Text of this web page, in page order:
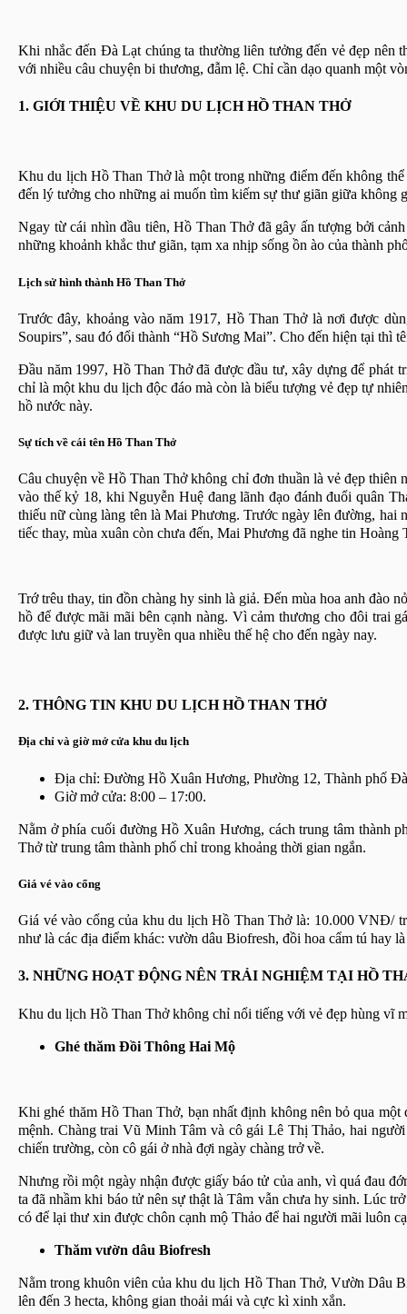
Khi nhắc đến Đà Lạt chúng ta thường liên tưởng đến vẻ đẹp nên
với nhiều câu chuyện bi thương, đẫm lệ. Chỉ cần dạo quanh một
1. GIỚI THIỆU VỀ KHU DU LỊCH HỒ THAN THỞ
Khu du lịch Hồ Than Thở là một trong những điểm đến không
đến lý tưởng cho những ai muốn tìm kiếm sự thư giãn giữa không
Ngay từ cái nhìn đầu tiên, Hồ Than Thở đã gây ấn tượng bởi
những khoảnh khắc thư giãn, tạm xa nhịp sống ồn ào của thành
Lịch sử hình thành Hồ Than Thở
Trước đây, khoảng vào năm 1917, Hồ Than Thở là nơi được
Soupirs”, sau đó đổi thành “Hồ Sương Mai”. Cho đến hiện tại thì
Đầu năm 1997, Hồ Than Thở đã được đầu tư, xây dựng để phát
chỉ là một khu du lịch độc đáo mà còn là biểu tượng vẻ đẹp tự
hồ nước này.
Sự tích về cái tên Hồ Than Thở
Câu chuyện về Hồ Than Thở không chỉ đơn thuần là vẻ đẹp
vào thế kỷ 18, khi Nguyễn Huệ đang lãnh đạo đánh đuổi quân
thiếu nữ cùng làng tên là Mai Phương. Trước ngày lên đường, hai
tiếc thay, mùa xuân còn chưa đến, Mai Phương đã nghe tin
Trớ trêu thay, tin đồn chàng hy sinh là giả. Đến mùa hoa anh đào
hồ để được mãi mãi bên cạnh nàng. Vì cảm thương cho đôi trai
được lưu giữ và lan truyền qua nhiều thế hệ cho đến ngày nay.
2. THÔNG TIN KHU DU LỊCH HỒ THAN THỞ
Địa chỉ và giờ mở cửa khu du lịch
Địa chỉ: Đường Hồ Xuân Hương, Phường 12, Thành phố
Giờ mở cửa: 8:00 – 17:00.
Nằm ở phía cuối đường Hồ Xuân Hương, cách trung tâm thành
Thở từ trung tâm thành phố chỉ trong khoảng thời gian ngắn.
Giá vé vào cổng
Giá vé vào cổng của khu du lịch Hồ Than Thở là: 10.000 VNĐ/
như là các địa điểm khác: vườn dâu Biofresh, đồi hoa cẩm tú hay
3. NHỮNG HOẠT ĐỘNG NÊN TRẢI NGHIỆM TẠI HỒ
Khu du lịch Hồ Than Thở không chỉ nổi tiếng với vẻ đẹp hùng vĩ
Ghé thăm Đồi Thông Hai Mộ
Khi ghé thăm Hồ Than Thở, bạn nhất định không nên bỏ qua
mệnh. Chàng trai Vũ Minh Tâm và cô gái Lê Thị Thảo, hai
chiến trường, còn cô gái ở nhà đợi ngày chàng trở về.
Nhưng rồi một ngày nhận được giấy báo tử của anh, vì quá đau
ta đã nhầm khi báo tử nên sự thật là Tâm vẫn chưa hy sinh. Lúc
có để lại thư xin được chôn cạnh mộ Thảo để hai người mãi luôn
Thăm vườn dâu Biofresh
Nằm trong khuôn viên của khu du lịch Hồ Than Thở, Vườn Dâu
lên đến 3 hecta, không gian thoải mái và cực kì xinh xắn.